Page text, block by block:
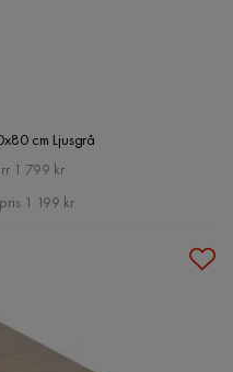
cm Ljusgrå
1 799 kr
1 199 kr